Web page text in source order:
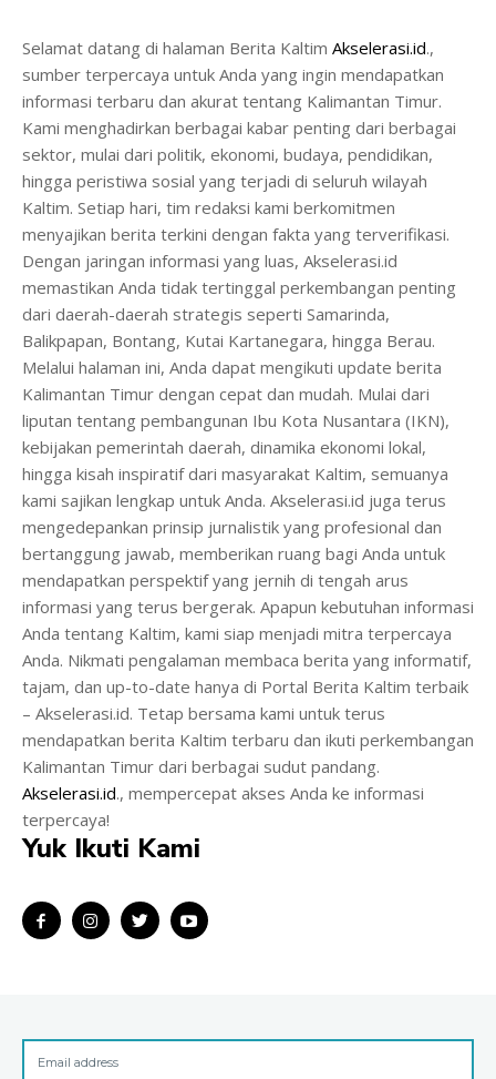
Selamat datang di halaman Berita Kaltim Akselerasi.id.,
sumber terpercaya untuk Anda yang ingin mendapatkan
informasi terbaru dan akurat tentang Kalimantan Timur.
Kami menghadirkan berbagai kabar penting dari berbagai
sektor, mulai dari politik, ekonomi, budaya, pendidikan,
hingga peristiwa sosial yang terjadi di seluruh wilayah
Kaltim. Setiap hari, tim redaksi kami berkomitmen
menyajikan berita terkini dengan fakta yang terverifikasi.
Dengan jaringan informasi yang luas, Akselerasi.id
memastikan Anda tidak tertinggal perkembangan penting
dari daerah-daerah strategis seperti Samarinda,
Balikpapan, Bontang, Kutai Kartanegara, hingga Berau.
Melalui halaman ini, Anda dapat mengikuti update berita
Kalimantan Timur dengan cepat dan mudah. Mulai dari
liputan tentang pembangunan Ibu Kota Nusantara (IKN),
kebijakan pemerintah daerah, dinamika ekonomi lokal,
hingga kisah inspiratif dari masyarakat Kaltim, semuanya
kami sajikan lengkap untuk Anda. Akselerasi.id juga terus
mengedepankan prinsip jurnalistik yang profesional dan
bertanggung jawab, memberikan ruang bagi Anda untuk
mendapatkan perspektif yang jernih di tengah arus
informasi yang terus bergerak. Apapun kebutuhan informasi
Anda tentang Kaltim, kami siap menjadi mitra terpercaya
Anda. Nikmati pengalaman membaca berita yang informatif,
tajam, dan up-to-date hanya di Portal Berita Kaltim terbaik
– Akselerasi.id. Tetap bersama kami untuk terus
mendapatkan berita Kaltim terbaru dan ikuti perkembangan
Kalimantan Timur dari berbagai sudut pandang.
Akselerasi.id., mempercepat akses Anda ke informasi
terpercaya!
Yuk Ikuti Kami